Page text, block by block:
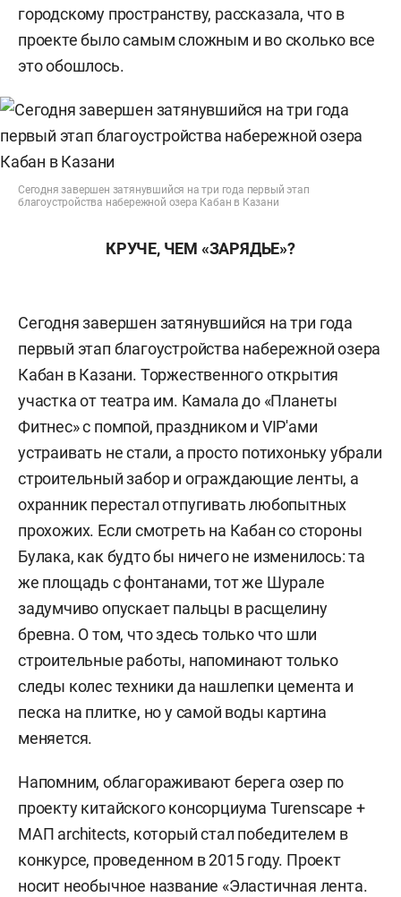
городскому пространству, рассказала, что в
проекте было самым сложным и во сколько все
это обошлось.
Сегодня завершен затянувшийся на три года первый этап
благоустройства набережной озера Кабан в Казани
КРУЧЕ, ЧЕМ «ЗАРЯДЬЕ»?
Сегодня завершен затянувшийся на три года
первый этап благоустройства набережной озера
Кабан в Казани. Торжественного открытия
участка от театра им. Камала до «Планеты
Фитнес» с помпой, праздником и VIP'ами
устраивать не стали, а просто потихоньку убрали
строительный забор и ограждающие ленты, а
охранник перестал отпугивать любопытных
прохожих. Если смотреть на Кабан со стороны
Булака, как будто бы ничего не изменилось: та
же площадь с фонтанами, тот же Шурале
задумчиво опускает пальцы в расщелину
бревна. О том, что здесь только что шли
строительные работы, напоминают только
следы колес техники да нашлепки цемента и
песка на плитке, но у самой воды картина
меняется.
Напомним, облагораживают берега озер по
проекту китайского консорциума Turenscape +
МАП architects, который стал победителем в
конкурсе, проведенном в 2015 году. Проект
носит необычное название «Эластичная лента.